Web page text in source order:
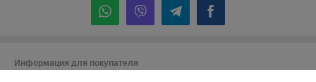
Информация для покупателя